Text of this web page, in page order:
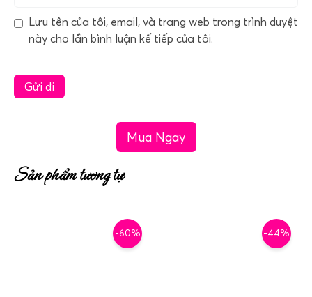
Lưu tên của tôi, email, và trang web trong trình duyệt
này cho lần bình luận kế tiếp của tôi.
Mua Ngay
Sản phẩm tương tự
-60% -44%